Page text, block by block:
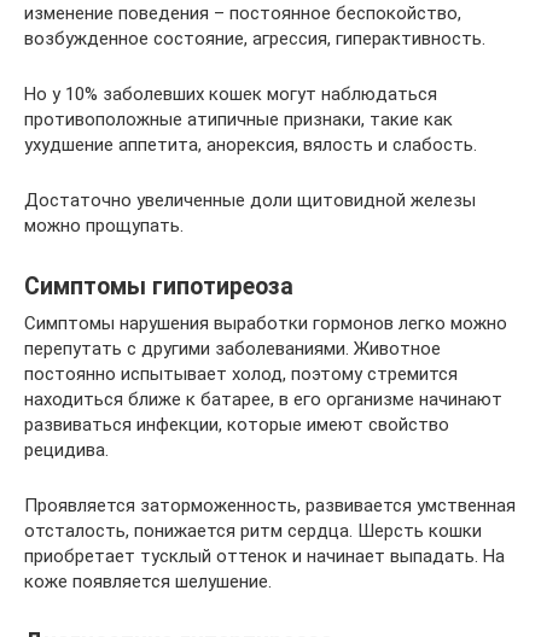
изменение поведения – постоянное беспокойство,
возбужденное состояние, агрессия, гиперактивность.
Но у 10% заболевших кошек могут наблюдаться
противоположные атипичные признаки, такие как
ухудшение аппетита, анорексия, вялость и слабость.
Достаточно увеличенные доли щитовидной железы
можно прощупать.
Симптомы гипотиреоза
Симптомы нарушения выработки гормонов легко можно
перепутать с другими заболеваниями. Животное
постоянно испытывает холод, поэтому стремится
находиться ближе к батарее, в его организме начинают
развиваться инфекции, которые имеют свойство
рецидива.
Проявляется заторможенность, развивается умственная
отсталость, понижается ритм сердца. Шерсть кошки
приобретает тусклый оттенок и начинает выпадать. На
коже появляется шелушение.